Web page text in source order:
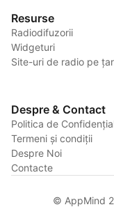
Resurse
Radiodifuzorii
Widgeturi
Site-uri de radio pe
Despre & Contact
Politica de
Termeni și condiții
Despre Noi
Contacte
© AppMind